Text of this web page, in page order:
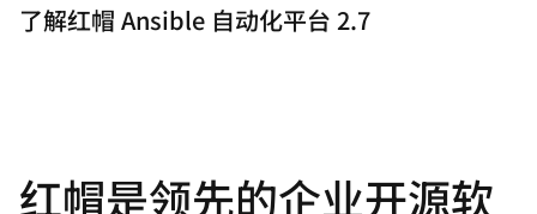
了解红帽 Ansible 自动化平台 2.7
红帽是领先的企业开源软